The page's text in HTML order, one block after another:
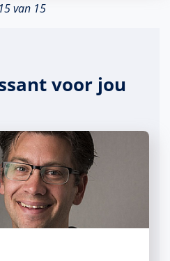
van 15
voor jou